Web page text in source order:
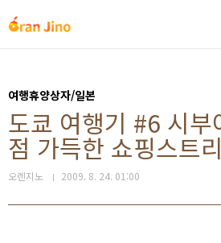
여행휴양상자/일본
도쿄 여행기 #6 시부
점 가득한 쇼핑스트
오렌지노 2009. 8. 24. 01:00